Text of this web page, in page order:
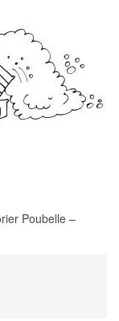
Poubelle –